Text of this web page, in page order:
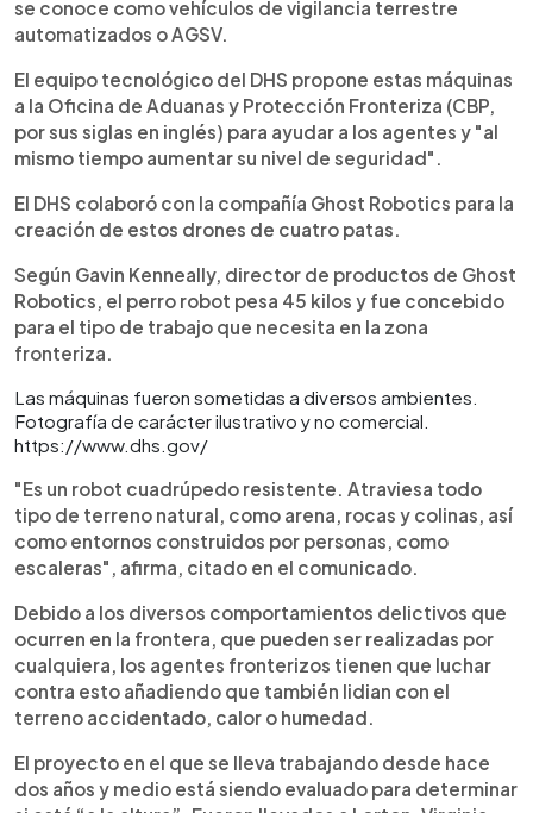
se conoce como vehículos de vigilancia terrestre
automatizados o AGSV.
El equipo tecnológico del DHS propone estas máquinas
a la Oficina de Aduanas y Protección Fronteriza (CBP,
por sus siglas en inglés) para ayudar a los agentes y "al
mismo tiempo aumentar su nivel de seguridad".
El DHS colaboró con la compañía Ghost Robotics para la
creación de estos drones de cuatro patas.
Según Gavin Kenneally, director de productos de Ghost
Robotics, el perro robot pesa 45 kilos y fue concebido
para el tipo de trabajo que necesita en la zona
fronteriza.
Las máquinas fueron sometidas a diversos ambientes.
Fotografía de carácter ilustrativo y no comercial.
https://www.dhs.gov/
"Es un robot cuadrúpedo resistente. Atraviesa todo
tipo de terreno natural, como arena, rocas y colinas, así
como entornos construidos por personas, como
escaleras", afirma, citado en el comunicado.
Debido a los diversos comportamientos delictivos que
ocurren en la frontera, que pueden ser realizadas por
cualquiera, los agentes fronterizos tienen que luchar
contra esto añadiendo que también lidian con el
terreno accidentado, calor o humedad.
El proyecto en el que se lleva trabajando desde hace
dos años y medio está siendo evaluado para determinar